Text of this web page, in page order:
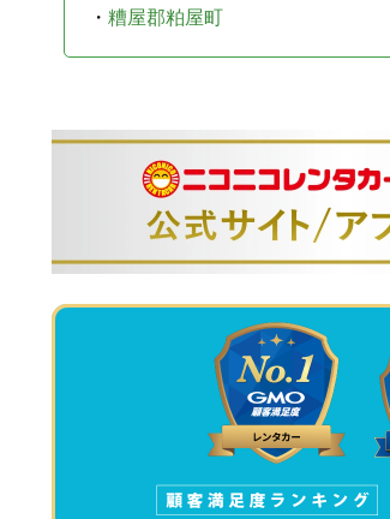
・ 糟屋郡粕屋町